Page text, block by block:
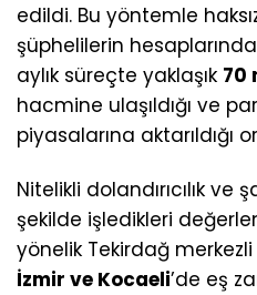
edildi. Bu yöntemle
şüphelilerin
aylık süreçte yaklaşık 70
hacmine ulaşıldığı ve
piyasalarına aktarıldığı
Nitelikli dolandırıcılık ve
şekilde işledikleri
yönelik Tekirdağ merkezli
İzmir ve Kocaeli’de eş